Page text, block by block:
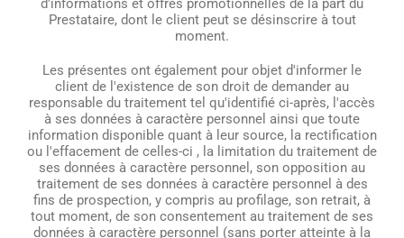
d'informations et offres promotionnelles de la part du
Prestataire, dont le client peut se désinscrire à tout
moment.
Les présentes ont également pour objet d'informer le
client de l'existence de son droit de demander au
responsable du traitement tel qu'identifié ci-après, l'accès
à ses données à caractère personnel ainsi que toute
information disponible quant à leur source, la rectification
ou l'effacement de celles-ci , la limitation du traitement de
ses données à caractère personnel, son opposition au
traitement de ses données à caractère personnel à des
fins de prospection, y compris au profilage, son retrait, à
tout moment, de son consentement au traitement de ses
données à caractère personnel (sans porter atteinte à la